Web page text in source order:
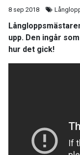
8 sep 2018
upp. Den ingår
hur det gick!